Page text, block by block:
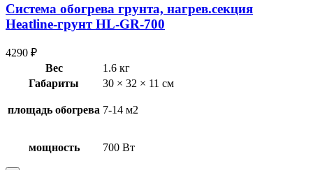
Система обогрева грунта, нагрев.секция
Heatline-грунт HL-GR-700
4290 ₽
Вес
1.6 кг
Габариты
30 × 32 × 11 см
площадь обогрева 7-14 м2
мощность 700 Вт